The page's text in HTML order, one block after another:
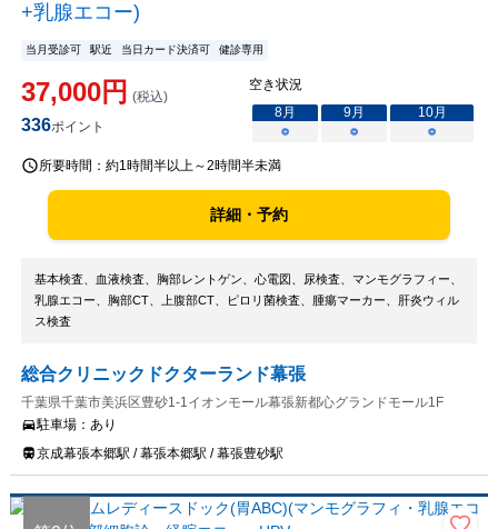
+乳腺エコー)
当月受診可 駅近 当日カード決済可 健診専用
37,000円 (税込)
336ポイント
空き状況
8月 9月 10月
○
○ ○
所要時間： 約1時間半以上～2時間半未満
詳細・予約
基本検査、血液検査、胸部レントゲン、心電図、尿検査、マンモグラフィー、
乳腺エコー、胸部CT、上腹部CT、ピロリ菌検査、腫瘍マーカー、肝炎ウィル
ス検査
総合クリニックドクターランド幕張
千葉県千葉市美浜区豊砂1-1イオンモール幕張新都心グランドモール1F
駐車場： あり
京成幕張本郷駅 / 幕張本郷駅 / 幕張豊砂駅